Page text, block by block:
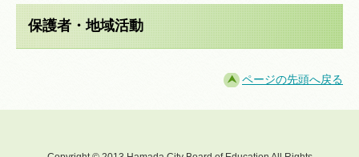
保護者・地域活動
ページの先頭へ戻る